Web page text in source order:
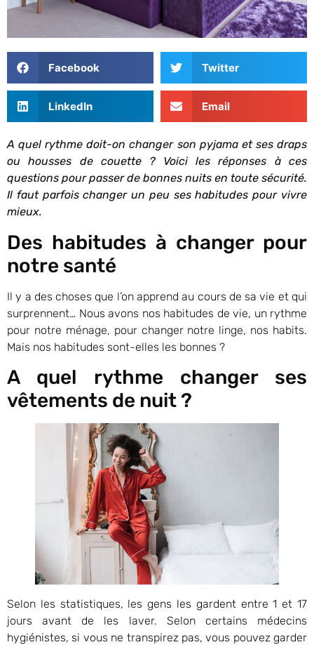
Facebook Twitter
LinkedIn Email
A quel rythme doit-on changer son pyjama et ses draps
ou housses de couette ? Voici les réponses à ces
questions pour passer de bonnes nuits en toute sécurité.
Il faut parfois changer un peu ses habitudes pour vivre
mieux.
Des habitudes à changer pour
notre santé
Il y a des choses que l’on apprend au cours de sa vie et qui
surprennent… Nous avons nos habitudes de vie, un rythme
pour notre ménage, pour changer notre linge, nos habits.
Mais nos habitudes sont-elles les bonnes ?
A quel rythme changer ses
vêtements de nuit ?
Selon les statistiques, les gens les gardent entre 1 et 17
jours avant de les laver. Selon certains médecins
hygiénistes, si vous ne transpirez pas, vous pouvez garder